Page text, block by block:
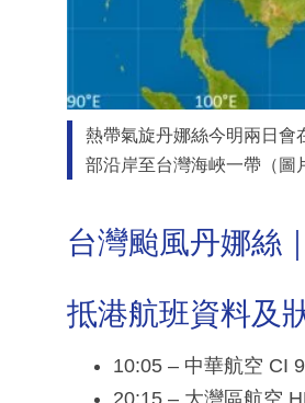
熱帶氣旋丹娜絲今明兩日會
部沿岸至台灣海峽一帶（圖
台灣颱風丹娜絲
抵港航班資料及
10:05 – 中華航空 CI